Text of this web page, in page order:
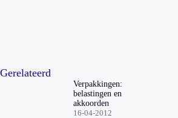
Gerelateerd
Verpakkingen:
belastingen en
akkoorden
16-04-2012